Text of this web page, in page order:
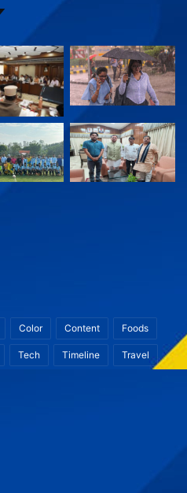
Color Content Foods
Tech Timeline Travel